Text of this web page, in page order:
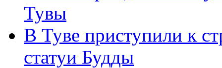
Тувы
В Туве приступили к
статуи Будды